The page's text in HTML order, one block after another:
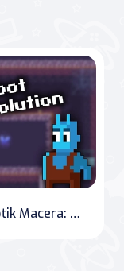
Robotik Macera: Girişim